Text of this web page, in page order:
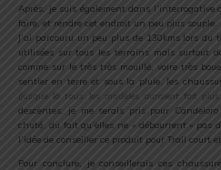
Après, je suis également dans l’interrogative
faire, et rendre cet endroit un peu plus souple.
J’ai parcouru un peu plus de 130kms lors du
utilisées sur tous les terrains mais surtout
comme sur le très très mouillé, voire très
sentier en terre et sous la pluie, les
(jusque là tous les modèles auraient fait
descentes, je me serais pris pour
chuté, du fait qu’elles ne « débourrent » pas
l’idée de conseiller ce produit pour Trail court
Pour conclure, je conseillerais ces